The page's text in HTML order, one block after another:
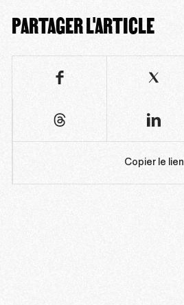
PARTAGER L'ARTICLE
Copier le lien